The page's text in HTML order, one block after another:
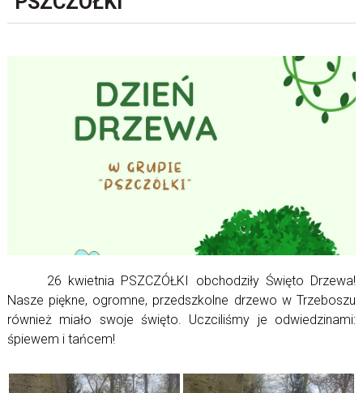
26 kwietnia PSZCZÓŁKI obchodziły Święto Drzewa!
Nasze piękne, ogromne, przedszkolne drzewo w Trzeboszu
również miało swoje święto. Uczciliśmy je odwiedzinami:
śpiewem i tańcem!